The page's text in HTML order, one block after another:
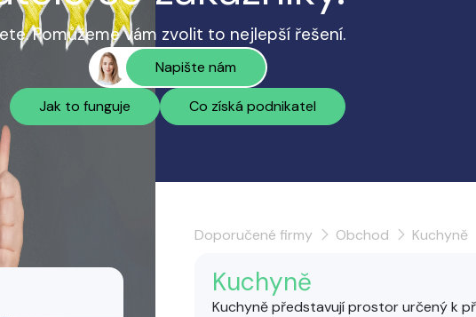
Pomůžeme vám zvolit to nejlepší řešení.
Napište nám
Jak to funguje Co získá podnikatel
Doporučené firmy Obchod Kuchyně
Kuchyně
Kuchyně představují prostor určený k